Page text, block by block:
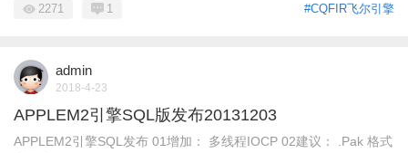
#CQFIR飞尔引擎
2271 1
admin
2018-4-23
APPLEM2引擎SQL版发布20131203
APPLEM2引擎SQL发布 01增加： 多线程IOCP 02建议： .Pak 格式